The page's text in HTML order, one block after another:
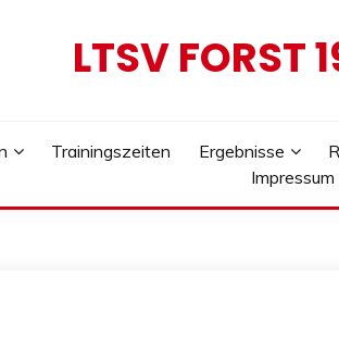
LTSV FORST
Trainingszeiten Ergebnisse
Impressum